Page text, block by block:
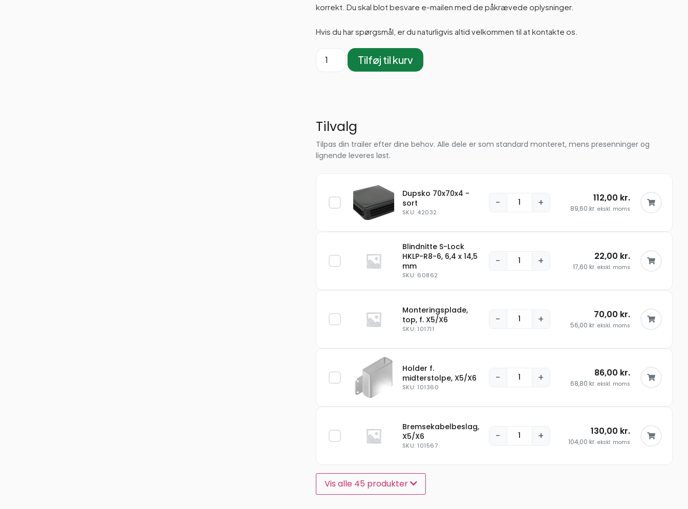
korrekt. Du skal blot besvare e-mailen med de påkrævede oplysninger.
Hvis du har spørgsmål, er du naturligvis altid velkommen til at kontakte os.
Tilføj til kurv
Tilvalg
Tilpas din trailer efter dine behov. Alle dele er som standard monteret, mens presenninger og
lignende leveres løst.
Dupsko 70x70x4 -
sort
SKU: 42032
− + 112,00 kr.
89,60 kr. ekskl. moms
Blindnitte S-Lock
HKLP-R8-6, 6,4 x 14,5
mm
SKU: 60862
− + 22,00 kr.
17,60 kr. ekskl. moms
Monteringsplade,
top, f. X5/X6
SKU: 101711
− + 70,00 kr.
56,00 kr. ekskl. moms
Holder f.
midterstolpe, X5/X6
SKU: 101360
− + 86,00 kr.
68,80 kr. ekskl. moms
Bremsekabelbeslag,
X5/X6
SKU: 101567
− + 130,00 kr.
104,00 kr. ekskl. moms
Vis alle 45 produkter